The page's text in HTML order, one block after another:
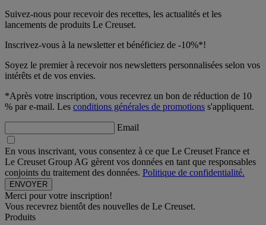
Suivez-nous pour recevoir des recettes, les actualités et les
lancements de produits Le Creuset.
Inscrivez-vous à la newsletter et bénéficiez de -10%*!
Soyez le premier à recevoir nos newsletters personnalisées selon vos
intérêts et de vos envies.
*Après votre inscription, vous recevrez un bon de réduction de 10
% par e-mail. Les conditions générales de promotions s'appliquent.
Email
En vous inscrivant, vous consentez à ce que Le Creuset France et
Le Creuset Group AG gèrent vos données en tant que responsables
conjoints du traitement des données. Politique de confidentialité.
Merci pour votre inscription!
Vous recevrez bientôt des nouvelles de Le Creuset.
Produits